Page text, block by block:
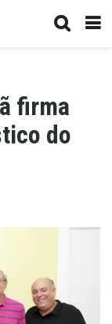
firma
do